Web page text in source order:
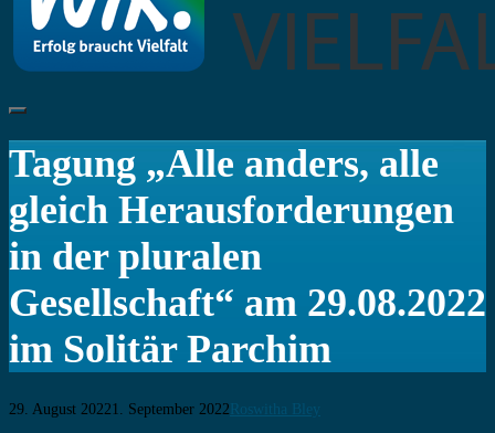
Tagung „Alle anders, alle
gleich Herausforderungen
in der pluralen
Gesellschaft“ am 29.08.2022
im Solitär Parchim
29. August 20221. September 2022 Roswitha Bley